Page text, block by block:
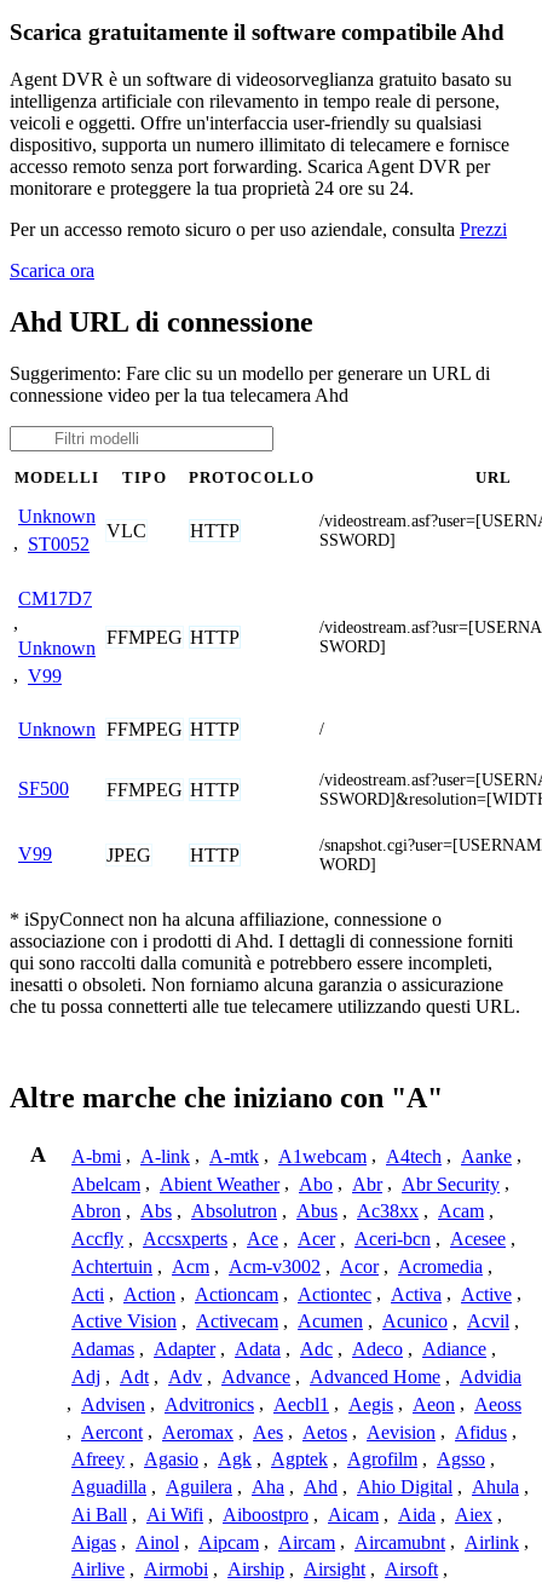
Scarica gratuitamente il software compatibile Ahd
Agent DVR è un software di videosorveglianza gratuito basato su
intelligenza artificiale con rilevamento in tempo reale di persone,
veicoli e oggetti. Offre un'interfaccia user-friendly su qualsiasi
dispositivo, supporta un numero illimitato di telecamere e fornisce
accesso remoto senza port forwarding. Scarica Agent DVR per
monitorare e proteggere la tua proprietà 24 ore su 24.
Per un accesso remoto sicuro o per uso aziendale, consulta Prezzi
Scarica ora
Ahd URL di connessione
Suggerimento: Fare clic su un modello per generare un URL di
connessione video per la tua telecamera Ahd
MODELLI TIPO PROTOCOLLO URL
Unknown
, ST0052
VLC HTTP
/
SSWORD]
CM17D7
,
Unknown
, V99
FFMPEG HTTP
/
SWORD]
Unknown FFMPEG HTTP /
SF500 FFMPEG HTTP
/
V99 JPEG HTTP
/
WORD]
* iSpyConnect non ha alcuna affiliazione, connessione o
associazione con i prodotti di Ahd. I dettagli di connessione forniti
qui sono raccolti dalla comunità e potrebbero essere incompleti,
inesatti o obsoleti. Non forniamo alcuna garanzia o assicurazione
che tu possa connetterti alle tue telecamere utilizzando questi URL.
Altre marche che iniziano con "A"
A A-bmi , A-link , A-mtk , A1webcam , A4tech , Aanke ,
Abelcam , Abient Weather , Abo , Abr , Abr Security ,
Abron , Abs , Absolutron , Abus , Ac38xx , Acam ,
Accfly , Accsxperts , Ace , Acer , Aceri-bcn , Acesee ,
Achtertuin , Acm , Acm-v3002 , Acor , Acromedia ,
Acti , Action , Actioncam , Actiontec , Activa , Active ,
Active Vision , Activecam , Acumen , Acunico , Acvil ,
Adamas , Adapter , Adata , Adc , Adeco , Adiance ,
Adj , Adt , Adv , Advance , Advanced Home , Advidia
, Advisen , Advitronics , Aecbl1 , Aegis , Aeon , Aeoss
, Aercont , Aeromax , Aes , Aetos , Aevision , Afidus ,
Afreey , Agasio , Agk , Agptek , Agrofilm , Agsso ,
Aguadilla , Aguilera , Aha , Ahd , Ahio Digital , Ahula ,
Ai Ball , Ai Wifi , Aiboostpro , Aicam , Aida , Aiex ,
Aigas , Ainol , Aipcam , Aircam , Aircamubnt , Airlink ,
Airlive , Airmobi , Airship , Airsight , Airsoft ,